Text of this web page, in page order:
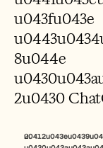
u043fu043e
8u044e
2u0430